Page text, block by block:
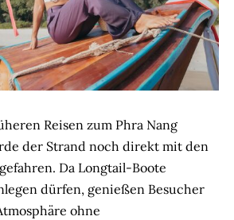
Reisen zum Phra Nang
der Strand noch direkt mit den
Da Longtail-Boote
dürfen, genießen Besucher
ohne